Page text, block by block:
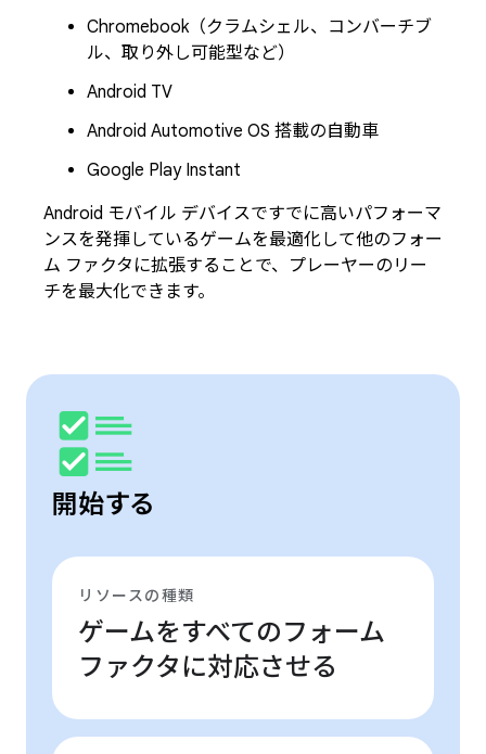
Chromebook（クラムシェル、コンバーチブ
ル、取り外し可能型など）
Android TV
Android Automotive OS 搭載の自動車
Google Play Instant
Android モバイル デバイスですでに高いパフォーマ
ンスを発揮しているゲームを最適化して他のフォー
ム ファクタに拡張することで、プレーヤーのリー
チを最大化できます。
開始する
リソースの種類
ゲームをすべてのフォーム
ファクタに対応させる